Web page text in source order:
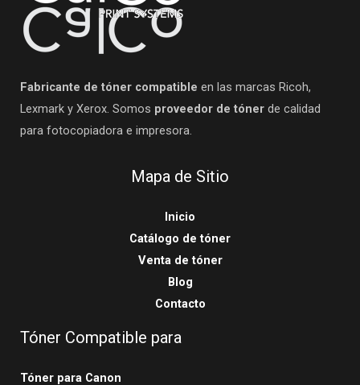
Fabricante de tóner compatible en las marcas Ricoh,
Lexmark y Xerox. Somos proveedor de tóner de calidad
para fotocopiadora e impresora.
Mapa de Sitio
Inicio
Catálogo de tóner
Venta de tóner
Blog
Contacto
Tóner Compatible para
Tóner para Canon